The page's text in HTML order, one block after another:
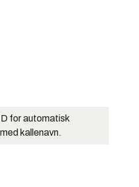
for automatisk
kallenavn.